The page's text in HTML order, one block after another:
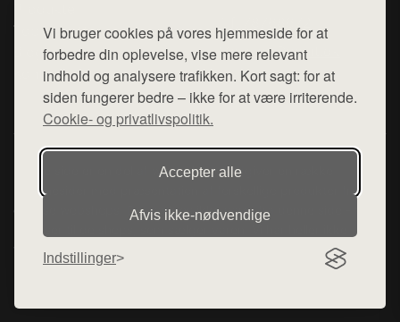
Vi bruger cookies på vores hjemmeside for at
forbedre din oplevelse, vise mere relevant
indhold og analysere trafikken. Kort sagt: for at
siden fungerer bedre – ikke for at være irriterende.
Cookie- og privatlivspolitik.
Accepter alle
Afvis ikke‑nødvendige
Indstillinger
Top Rabatter
Blog
Kontakt
Mail: hej@want.dk
Cookie- og privatlivspolitik
Denne side er en del af want.dk, der udgiver en række
hjemmesider med præsentation af forskellige produkter fra
diverse webshops. Der sælges ikke varer fra denne side - vi
henviser til de shops, som sælger varen. Vi har heller ikke
varerne på lager.